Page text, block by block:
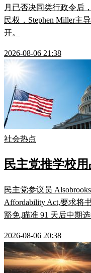
月已否决同类行政令后
民权，Stephen Miller主
开。
2026-08-06 21:38
社会热点
民主党推学校
民主党参议员
Affordability Act,要求将
豁免,瞄准 91 天后中期
2026-08-06 20:38